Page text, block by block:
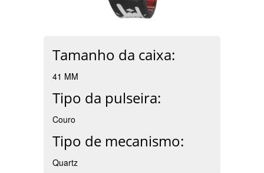
Tamanho da caixa:
41 MM
Tipo da pulseira:
Couro
Tipo de mecanismo:
Quartz